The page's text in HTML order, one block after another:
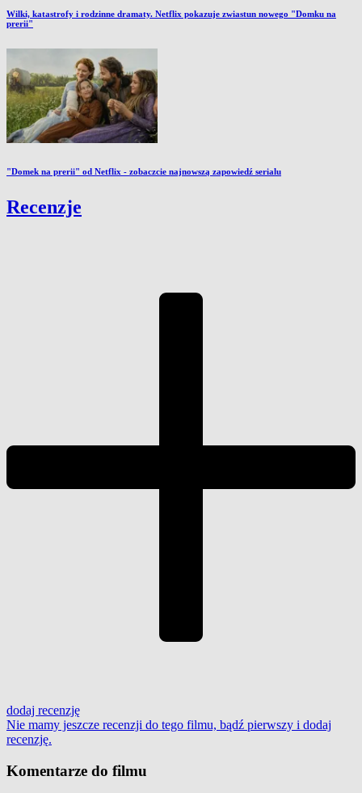
Wilki, katastrofy i rodzinne dramaty. Netflix pokazuje zwiastun nowego "Domku na
prerii"
"Domek na prerii" od Netflix - zobaczcie najnowszą zapowiedź serialu
Recenzje
dodaj recenzję
Nie mamy jeszcze recenzji do tego filmu, bądź pierwszy i dodaj
recenzję.
Komentarze do filmu